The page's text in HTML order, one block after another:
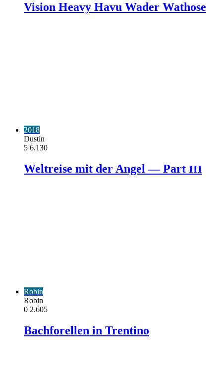
Vision Heavy Havu Wader Wathose
2018
Dustin
5 6.130
Weltreise mit der Angel — Part III
Robin
Robin
0 2.605
Bachforellen in Trentino